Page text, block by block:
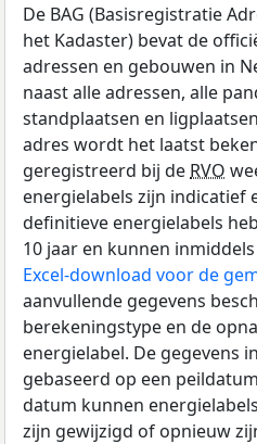
De BAG (Basisregistratie
het Kadaster) bevat de
adressen en gebouwen in
naast alle adressen, alle
standplaatsen en
adres wordt het laatst
geregistreerd bij de RVO
energielabels zijn indicatief
definitieve energielabels
10 jaar en kunnen
Excel-download voor de
aanvullende gegevens
berekeningstype en de
energielabel. De gegevens
gebaseerd op een
datum kunnen
zijn gewijzigd of opnieuw